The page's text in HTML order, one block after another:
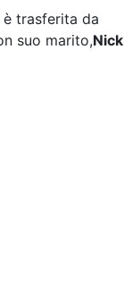
è trasferita da
suo marito,Nick